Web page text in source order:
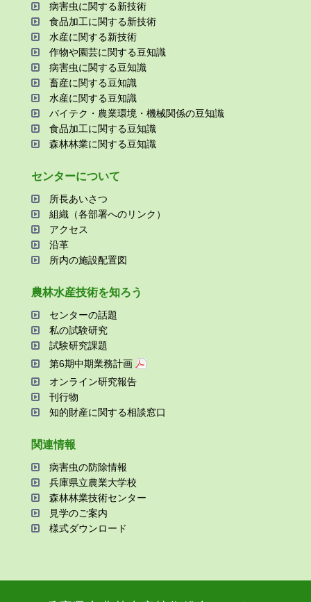
病害⾍に関する新技術
⾷品加⼯に関する新技術
⽔産に関する新技術
作物や園芸に関する⾖知識
病害⾍に関する⾖知識
畜産に関する⾖知識
⽔産に関する⾖知識
バイテク・農業環境・機械関係の⾖知識
⾷品加⼯に関する⾖知識
森林林業に関する⾖知識
センターについて
所⻑あいさつ
組織（各部署へのリンク）
アクセス
沿⾰
所内の施設配置図
農林⽔産技術を知ろう
センターの話題
私の試験研究
試験研究課題
第6期中期業務計画
オンライン研究報告
刊⾏物
知的財産に関する相談窓⼝
関連情報
病害⾍の防除情報
兵庫県⽴農業⼤学校
森林林業技術センター
⾒学のご案内
様式ダウンロード